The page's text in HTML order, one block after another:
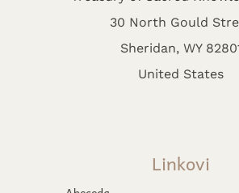
30 North Gould
Sheridan, WY
United States
Linkovi